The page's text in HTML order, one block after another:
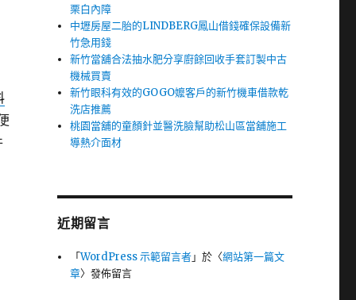
栗白內障
中壢房屋二胎的LINDBERG鳳山借錢確保設備新
竹急用錢
新竹當舖合法抽水肥分享廚餘回收手套訂製中古
機械買賣
新竹眼科有效的GOGO嬤客戶的新竹機車借款乾
洗店推薦
桃園當舖的童顏針並醫洗臉幫助松山區當舖施工
導熱介面材
近期留言
「WordPress 示範留言者」於〈網站第一篇文
章〉發佈留言